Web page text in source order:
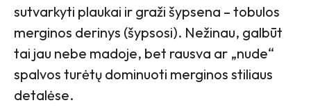
sutvarkyti plaukai ir graži šypsena – tobulos
merginos derinys (šypsosi). Nežinau, galbūt
tai jau nebe madoje, bet rausva ar „nude“
spalvos turėtų dominuoti merginos stiliaus
detalėse.